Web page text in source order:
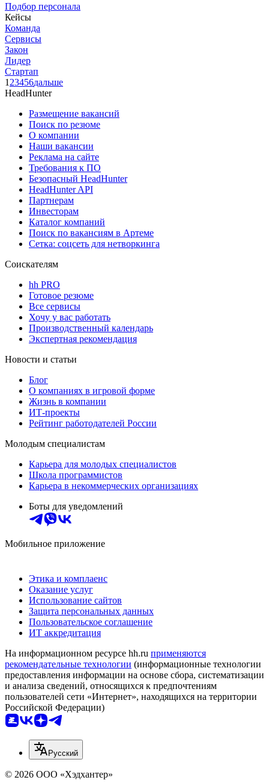
Подбор персонала
Кейсы
Команда
Сервисы
Закон
Лидер
Стартап
1 23456дальше
HeadHunter
Размещение вакансий
Поиск по резюме
О компании
Наши вакансии
Реклама на сайте
Требования к ПО
Безопасный HeadHunter
HeadHunter API
Партнерам
Инвесторам
Каталог компаний
Поиск по вакансиям в Артеме
Сетка: соцсеть для нетворкинга
Соискателям
hh PRO
Готовое резюме
Все сервисы
Хочу у вас работать
Производственный календарь
Экспертная рекомендация
Новости и статьи
Блог
О компаниях в игровой форме
Жизнь в компании
ИТ-проекты
Рейтинг работодателей России
Молодым специалистам
Карьера для молодых специалистов
Школа программистов
Карьера в некоммерческих организациях
Боты для уведомлений
Мобильное приложение
Этика и комплаенс
Оказание услуг
Использование сайтов
Защита персональных данных
Пользовательское соглашение
ИТ аккредитация
На информационном ресурсе hh.ru применяются
рекомендательные технологии (информационные технологии
предоставления информации на основе сбора, систематизации
и анализа сведений, относящихся к предпочтениям
пользователей сети «Интернет», находящихся на территории
Российской Федерации)
Русский
© 2026 ООО «Хэдхантер»